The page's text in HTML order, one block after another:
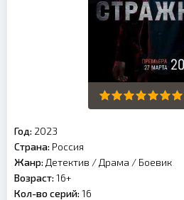
Год: 2023
Страна: Россия
Жанр: Детектив / Драма / Боевик
Возраст: 16+
Кол-во серий: 16